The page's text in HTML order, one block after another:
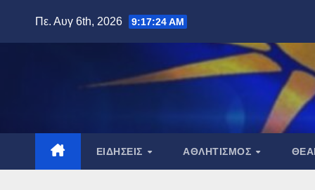
Πε. Αυγ 6th, 2026 9:17:25 AM
ΕΙΔΉΣΕΙΣ ΑΘΛΗΤΙΣΜΌΣ